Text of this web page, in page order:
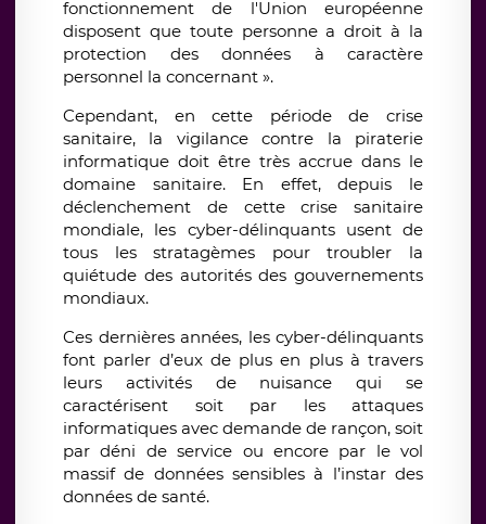
fonctionnement de l'Union européenne
disposent que toute personne a droit à la
protection des données à caractère
personnel la concernant ».
Cependant, en cette période de crise
sanitaire, la vigilance contre la piraterie
informatique doit être très accrue dans le
domaine sanitaire. En effet, depuis le
déclenchement de cette crise sanitaire
mondiale, les cyber-délinquants usent de
tous les stratagèmes pour troubler la
quiétude des autorités des gouvernements
mondiaux.
Ces dernières années, les cyber-délinquants
font parler d’eux de plus en plus à travers
leurs activités de nuisance qui se
caractérisent soit par les attaques
informatiques avec demande de rançon, soit
par déni de service ou encore par le vol
massif de données sensibles à l’instar des
données de santé.